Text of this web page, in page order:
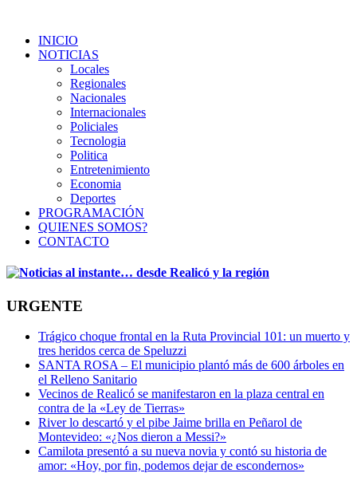
INICIO
NOTICIAS
Locales
Regionales
Nacionales
Internacionales
Policiales
Tecnologia
Politica
Entretenimiento
Economia
Deportes
PROGRAMACIÓN
QUIENES SOMOS?
CONTACTO
URGENTE
Trágico choque frontal en la Ruta Provincial 101: un muerto y
tres heridos cerca de Speluzzi
SANTA ROSA – El municipio plantó más de 600 árboles en
el Relleno Sanitario
Vecinos de Realicó se manifestaron en la plaza central en
contra de la «Ley de Tierras»
River lo descartó y el pibe Jaime brilla en Peñarol de
Montevideo: «¿Nos dieron a Messi?»
Camilota presentó a su nueva novia y contó su historia de
amor: «Hoy, por fin, podemos dejar de escondernos»